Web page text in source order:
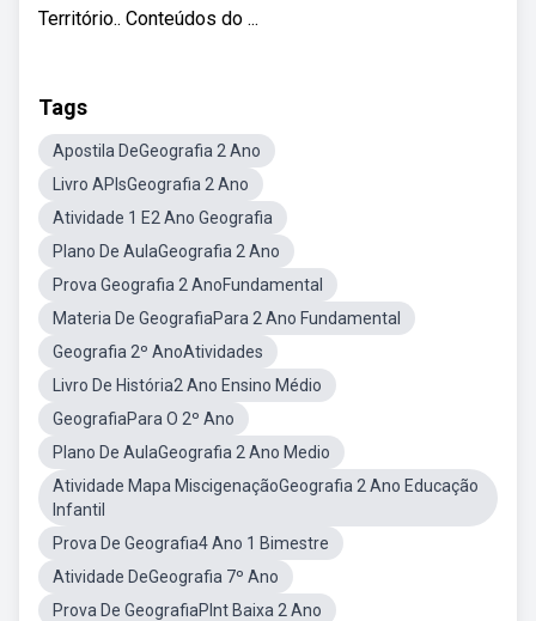
Território.​. Conteúdos do ...
Tags
Apostila DeGeografia 2 Ano
Livro APIsGeografia 2 Ano
Atividade 1 E2 Ano Geografia
Plano De AulaGeografia 2 Ano
Prova Geografia 2 AnoFundamental
Materia De GeografiaPara 2 Ano Fundamental
Geografia 2º AnoAtividades
Livro De História2 Ano Ensino Médio
GeografiaPara O 2º Ano
Plano De AulaGeografia 2 Ano Medio
Atividade Mapa MiscigenaçãoGeografia 2 Ano Educação
Infantil
Prova De Geografia4 Ano 1 Bimestre
Atividade DeGeografia 7º Ano
Prova De GeografiaPlnt Baixa 2 Ano